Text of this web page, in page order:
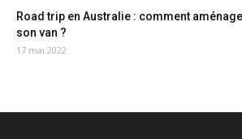
Road trip en Australie : comment
son van ?
17 mai 2022